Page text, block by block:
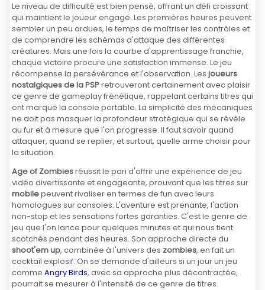
Le niveau de difficulté est bien pensé, offrant un défi croissant
qui maintient le joueur engagé. Les premières heures peuvent
sembler un peu ardues, le temps de maîtriser les contrôles et
de comprendre les schémas d'attaque des différentes
créatures. Mais une fois la courbe d'apprentissage franchie,
chaque victoire procure une satisfaction immense. Le jeu
récompense la persévérance et l'observation. Les joueurs
nostalgiques de la PSPretrouveront certainement avec plaisir
ce genre de gameplay frénétique, rappelant certains titres qui
ont marqué la console portable. La simplicité des mécaniques
ne doit pas masquer la profondeur stratégique qui se révèle
au fur et à mesure que l'on progresse. Il faut savoir quand
attaquer, quand se replier, et surtout, quelle arme choisir pour
la situation.
Age of Zombiesréussit le pari d'offrir une expérience de jeu
vidéo divertissante et engageante, prouvant que les titres sur
mobilepeuvent rivaliser en termes de fun avec leurs
homologues sur consoles. L'aventure est prenante, l'action
non-stop et les sensations fortes garanties. C'est le genre de
jeu que l'on lance pour quelques minutes et qui nous tient
scotchés pendant des heures. Son approche directe du
shoot'em up, combinée à l'univers des zombies, en fait un
cocktail explosif. On se demande d'ailleurs si un jour un jeu
comme Angry Birds, avec sa approche plus décontractée,
pourrait se mesurer à l'intensité de ce genre de titres.